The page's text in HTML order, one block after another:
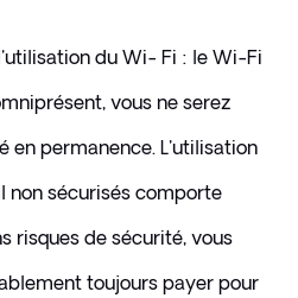
du Wi- Fi : le Wi-Fi
vous ne serez
en permanence. L'utilisation
non sécurisés comporte
risques de sécurité, vous
toujours payer pour